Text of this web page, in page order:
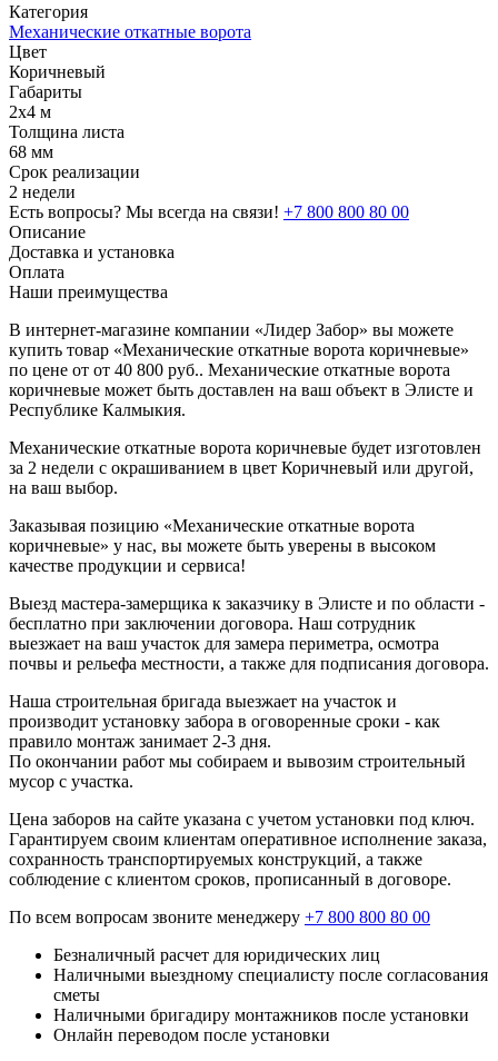
Категория
Механические откатные ворота
Цвет
Коричневый
Габариты
2х4 м
Толщина листа
68 мм
Срок реализации
2 недели
Есть вопросы? Мы всегда на связи! +7 800 800 80 00
Описание
Доставка и установка
Оплата
Наши преимущества
В интернет-магазине компании «Лидер Забор» вы можете
купить товар «Механические откатные ворота коричневые»
по цене от от 40 800 руб.. Механические откатные ворота
коричневые может быть доставлен на ваш объект в Элисте и
Республике Калмыкия.
Механические откатные ворота коричневые будет изготовлен
за 2 недели с окрашиванием в цвет Коричневый или другой,
на ваш выбор.
Заказывая позицию «Механические откатные ворота
коричневые» у нас, вы можете быть уверены в высоком
качестве продукции и сервиса!
Выезд мастера-замерщика к заказчику в Элисте и по области -
бесплатно при заключении договора. Наш сотрудник
выезжает на ваш участок для замера периметра, осмотра
почвы и рельефа местности, а также для подписания договора.
Наша строительная бригада выезжает на участок и
производит установку забора в оговоренные сроки - как
правило монтаж занимает 2-3 дня.
По окончании работ мы собираем и вывозим строительный
мусор с участка.
Цена заборов на сайте указана с учетом установки под ключ.
Гарантируем своим клиентам оперативное исполнение заказа,
сохранность транспортируемых конструкций, а также
соблюдение с клиентом сроков, прописанный в договоре.
По всем вопросам звоните менеджеру +7 800 800 80 00
Безналичный расчет для юридических лиц
Наличными выездному специалисту после согласования
сметы
Наличными бригадиру монтажников после установки
Онлайн переводом после установки